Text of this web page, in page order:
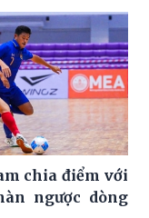
chia điểm với
ngược dòng